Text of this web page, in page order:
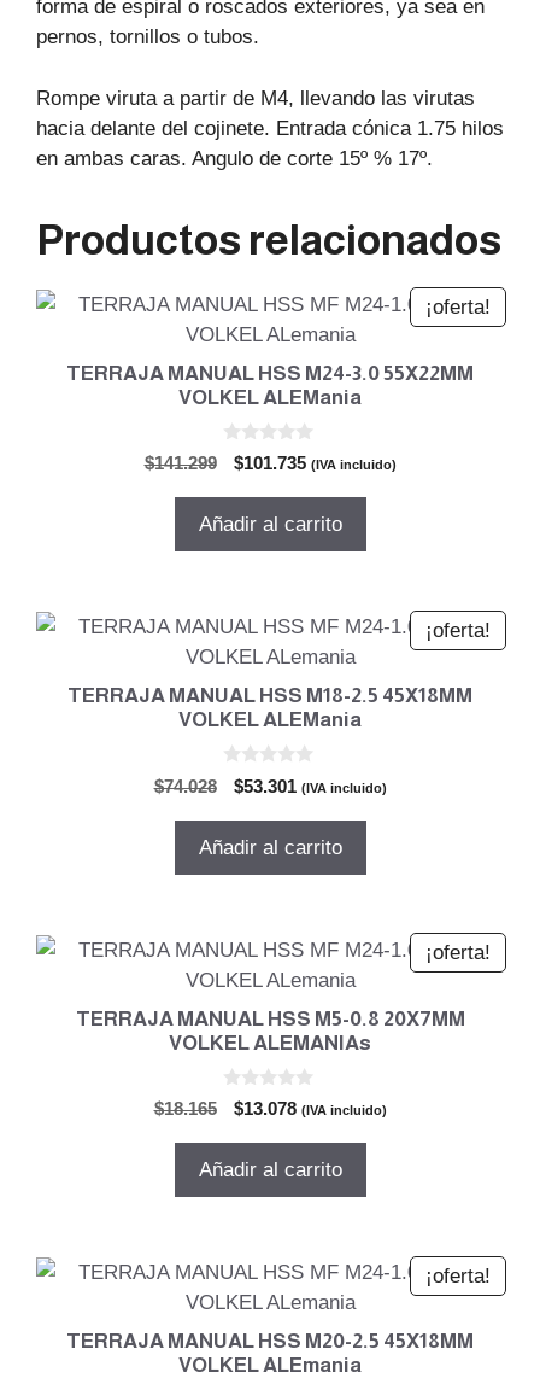
forma de espiral o roscados exteriores, ya sea en
pernos, tornillos o tubos.
Rompe viruta a partir de M4, llevando las virutas
hacia delante del cojinete. Entrada cónica 1.75 hilos
en ambas caras. Angulo de corte 15º % 17º.
Productos relacionados
¡oferta!
TERRAJA MANUAL HSS M24-3.0 55X22MM
VOLKEL ALEMania
$141.299
El
original
$101.735El
actual
(IVA incluido)
Añadir al carrito
¡oferta!
TERRAJA MANUAL HSS M18-2.5 45X18MM
VOLKEL ALEMania
$74.028
El
original
$53.301 El
actual
(IVA incluido)
Añadir al carrito
¡oferta!
TERRAJA MANUAL HSS M5-0.8 20X7MM
VOLKEL ALEMANIAs
$18.165
El
original
$13.078El
actual
(IVA incluido)
Añadir al carrito
¡oferta!
TERRAJA MANUAL HSS M20-2.5 45X18MM
VOLKEL ALEmania